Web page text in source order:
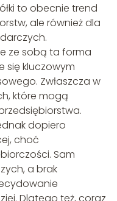
to obecnie trend
ale również dla
ze sobą ta forma
się kluczowym
Zwłaszcza w
które mogą
dopiero
choć
Sam
a brak
Dlatego też, coraz